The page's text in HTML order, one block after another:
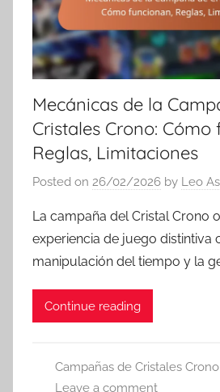
Mecánicas de la
Cristales Crono:
Reglas, Limitaciones
Posted on 26/02/2026 by Leo
La campaña del Cristal Crono
experiencia de juego distintiva
manipulación del tiempo y la
Continue reading
Campañas de Cristales Crono
Leave a comment